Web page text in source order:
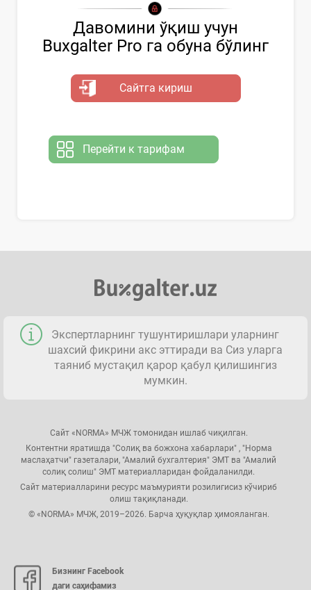
Давомини ўқиш учун
Buxgalter Pro га обуна бўлинг
Сайтга кириш
Перейти к тарифам
Экспертларнинг тушунтиришлари уларнинг
шахсий фикрини акс эттиради ва Сиз уларга
таяниб мустақил қарор қабул қилишингиз
мумкин.
Сайт «NORMA» МЧЖ томонидан ишлаб чиқилган.
Контентни яратишда "Солиқ ва божхона хабарлари" , "Норма
маслаҳатчи" газеталари, "Амалий бухгалтерия" ЭМТ ва "Амалий
солиқ солиш" ЭМТ материалларидан фойдаланилди.
Сайт материалларини ресурс маъмурияти розилигисиз кўчириб
олиш тақиқланади.
© «NORMA» МЧЖ, 2019–2026. Барча ҳуқуқлар ҳимояланган.
Бизнинг Facebook
даги саҳифамиз